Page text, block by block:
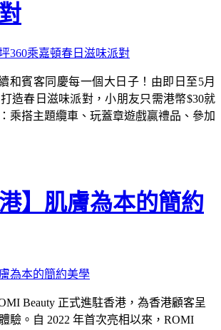
和賓客同慶每一個大日子！由即日至5月
造春日滋味派對，小朋友只需港幣$30就
乘搭主題纜車、玩蓋章遊戲贏禮品、參加
港】肌膚為本的簡約
Beauty 正式進駐香港，為香港顧客呈
驗。自 2022 年首次亮相以來，ROMI